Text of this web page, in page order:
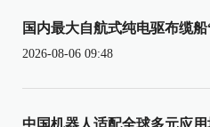
国内最大自航式纯电驱布缆
2026-08-06 09:48
中国机器人适配全球多元应